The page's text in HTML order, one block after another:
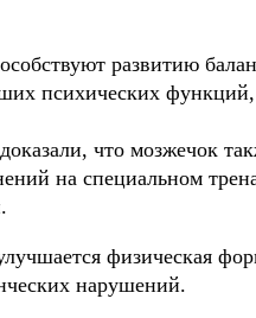
развитию
психических
что мозжечок
на специальном
физическая
нарушений.